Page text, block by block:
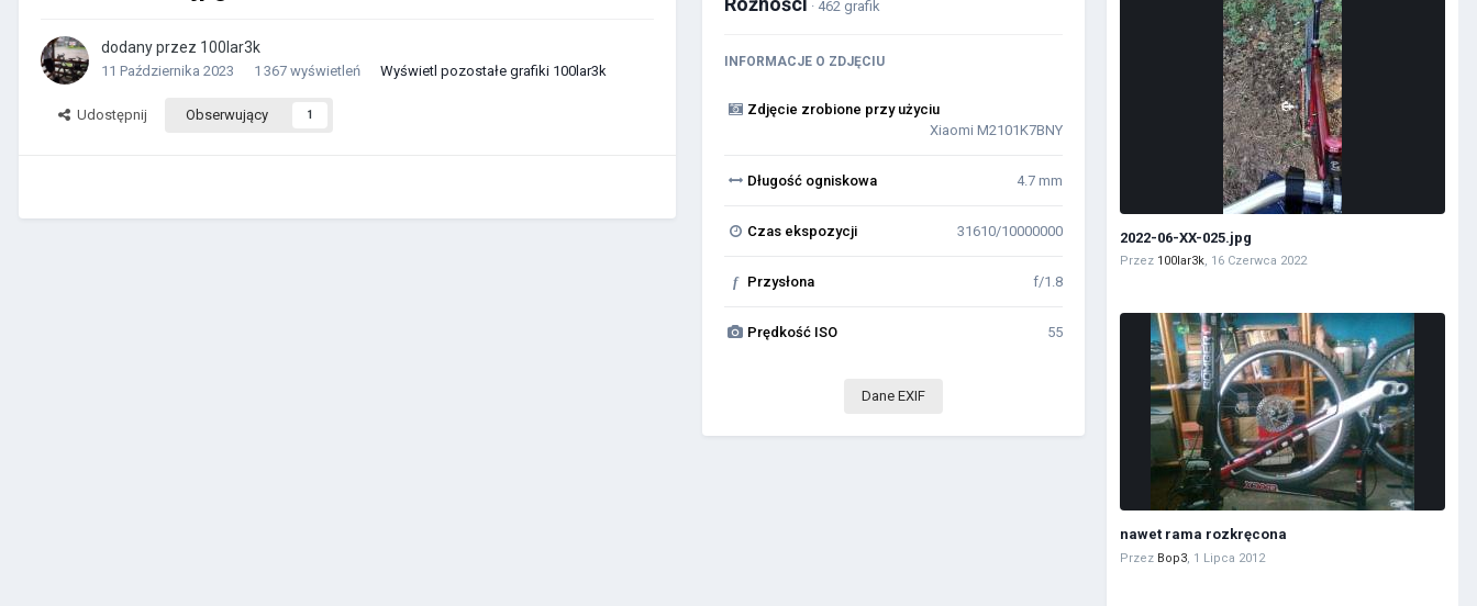
dodany przez 100lar3k
11 Października 2023 1 367 wyświetleń Wyświetl pozostałe grafiki 100lar3k
Udostępnij Obserwujący 1
· 462 grafik
INFORMACJE O ZDJĘCIU
Zdjęcie zrobione przy użyciu
Xiaomi M2101K7BNY
Długość ogniskowa 4.7 mm
Czas ekspozycji 31610/10000000
f Przysłona f/1.8
Prędkość ISO 55
Dane EXIF
2022-06-XX-025.jpg
Przez 100lar3k, 16 Czerwca 2022
nawet rama rozkręcona
Przez Bop3, 1 Lipca 2012